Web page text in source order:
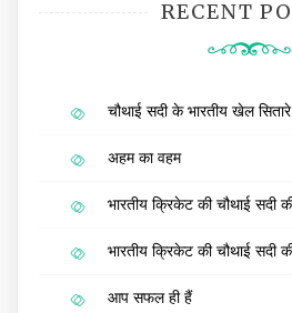
RECENT
चौथाई सदी के भारतीय खेल सितारे
अहम का वहम
भारतीय क्रिकेट की चौथाई
भारतीय क्रिकेट की चौथाई सदी
आप सफल ही हैं